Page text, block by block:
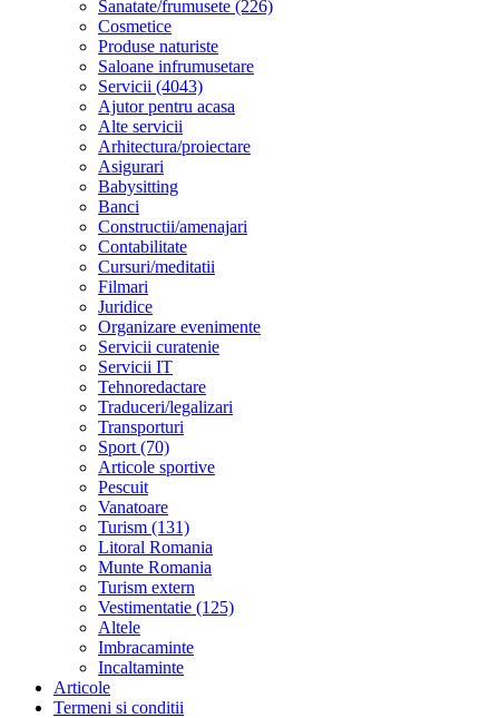
Sanatate/frumusete (226)
Cosmetice
Produse naturiste
Saloane infrumusetare
Servicii (4043)
Ajutor pentru acasa
Alte servicii
Arhitectura/proiectare
Asigurari
Babysitting
Banci
Constructii/amenajari
Contabilitate
Cursuri/meditatii
Filmari
Juridice
Organizare evenimente
Servicii curatenie
Servicii IT
Tehnoredactare
Traduceri/legalizari
Transporturi
Sport (70)
Articole sportive
Pescuit
Vanatoare
Turism (131)
Litoral Romania
Munte Romania
Turism extern
Vestimentatie (125)
Altele
Imbracaminte
Incaltaminte
Articole
Termeni si conditii